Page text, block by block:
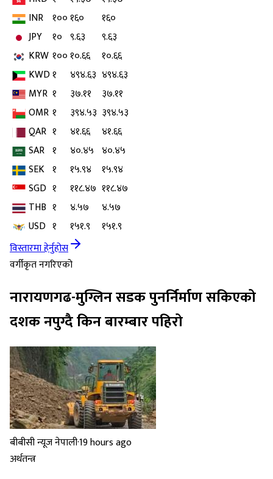
INR १००१६०
१६०
JPY
१० ९.६३
९.६३
KRW १००१०.६६
१०.६६
KWD१ ४९४.६३ ४९४.६३
MYR १ ३७.११
३७.११
OMR १ ३९४.५३ ३९४.५३
QAR १ ४१.६६
४१.६६
SAR १ ४०.४५ ४०.४५
SEK १ १५.९४
१५.९४
SGD १ ११८.४७ ११८.४७
THB १ ४.५७
४.५७
USD १ १५१.९
१५१.९
विस्तारमा हेर्नुहोस
वर्गीकृत नगरिएको
नारायणगढ-मुग्लिन सडक पुनर्निर्माण सकिएको
दशक नपुग्दै किन बारम्बार पहिरो
बीबीसी न्यूज नेपाली·19 hours ago
अर्थतन्त्र